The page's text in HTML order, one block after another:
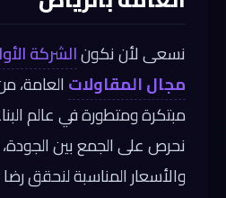
نسعى لأن نكونالشركة
مجال المقاولاتالعامة،
مبتكرة ومتطورة في عالم
نحرص على الجمع بين
والأسعار المناسبة لنحقق